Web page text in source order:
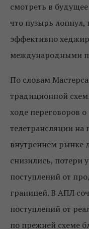
смотреть в
что пузырь лопнул,
эффективно
международными
По словам
традиционной
ходе переговоров
телетрансляции на
внутреннем рынке
снизились, потери
поступлений от
границей. В АПЛ
поступлений от
по прежней схеме